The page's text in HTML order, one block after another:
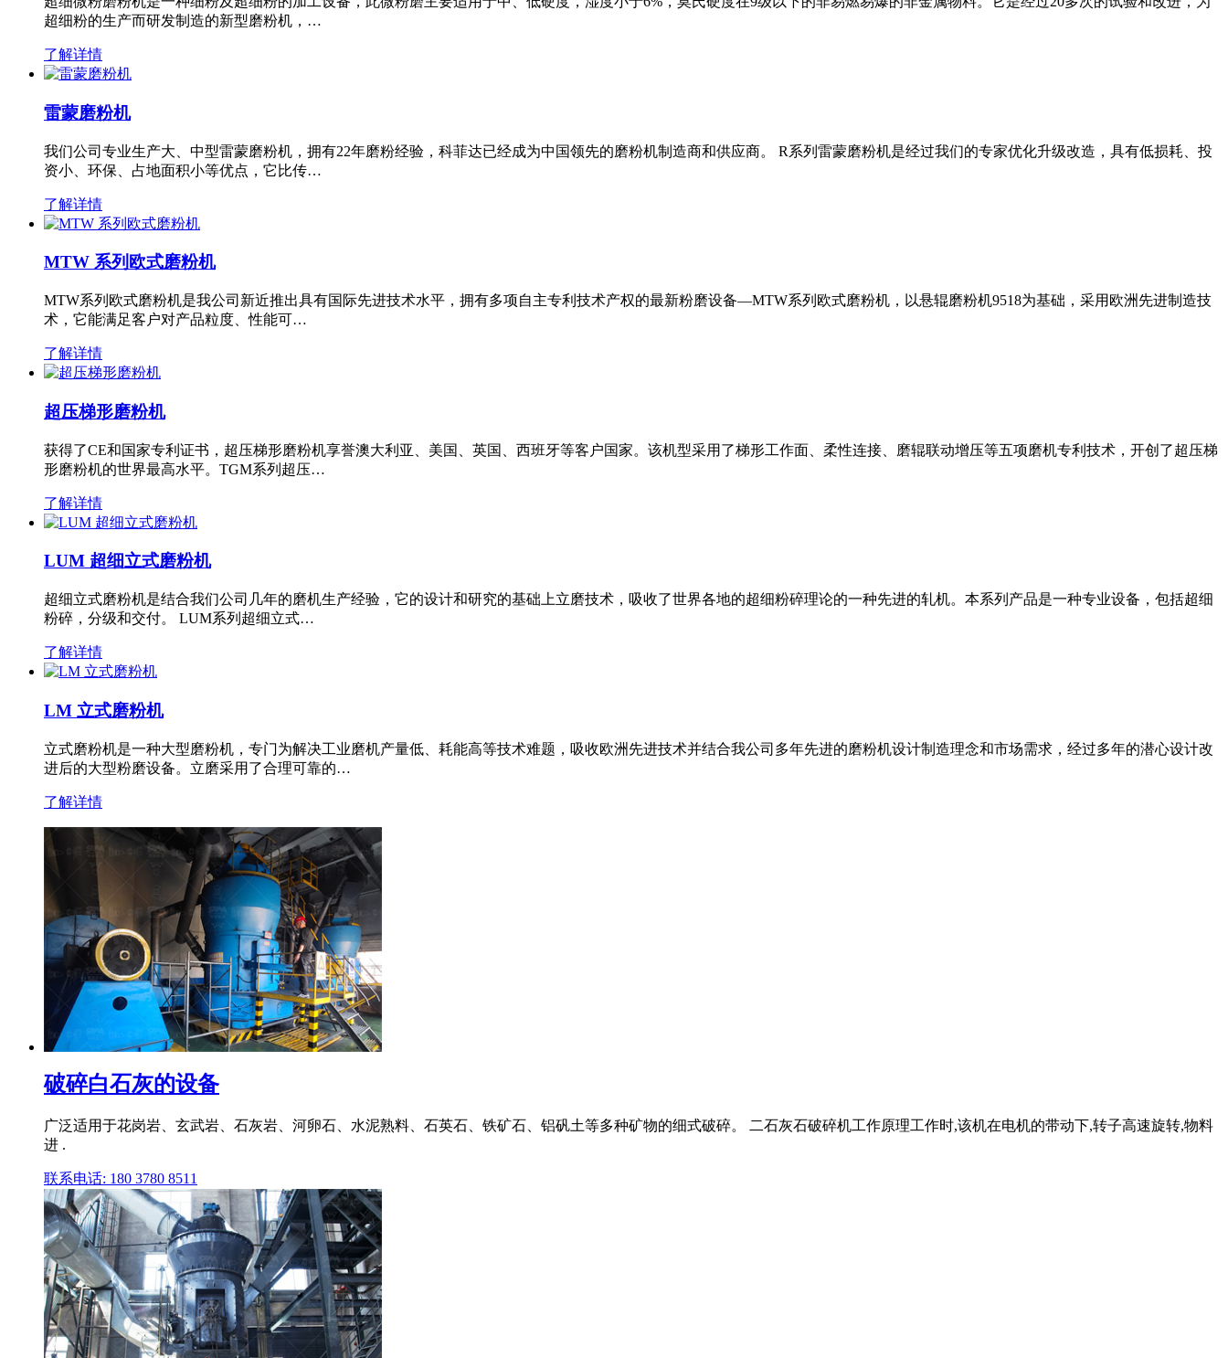
超细粉的生产而研发制造的新型磨粉机，…
了解详情
雷蒙磨粉机
我们公司专业生产大、中型雷蒙磨粉机，拥有22年磨粉经验，科菲达已经成为中国领先的磨粉机制造商和供应商。 R系列雷蒙磨粉机是经过我们的专家优化升级改造，具有低损耗、投
资小、环保、占地面积小等优点，它比传…
了解详情
MTW 系列欧式磨粉机
MTW系列欧式磨粉机是我公司新近推出具有国际先进技术水平，拥有多项自主专利技术产权的最新粉磨设备—MTW系列欧式磨粉机，以悬辊磨粉机9518为基础，采用欧洲先进制造技
术，它能满足客户对产品粒度、性能可…
了解详情
超压梯形磨粉机
获得了CE和国家专利证书，超压梯形磨粉机享誉澳大利亚、美国、英国、西班牙等客户国家。该机型采用了梯形工作面、柔性连接、磨辊联动增压等五项磨机专利技术，开创了超压梯
形磨粉机的世界最高水平。TGM系列超压…
了解详情
LUM 超细立式磨粉机
超细立式磨粉机是结合我们公司几年的磨机生产经验，它的设计和研究的基础上立磨技术，吸收了世界各地的超细粉碎理论的一种先进的轧机。本系列产品是一种专业设备，包括超细
粉碎，分级和交付。 LUM系列超细立式…
了解详情
LM 立式磨粉机
立式磨粉机是一种大型磨粉机，专门为解决工业磨机产量低、耗能高等技术难题，吸收欧洲先进技术并结合我公司多年先进的磨粉机设计制造理念和市场需求，经过多年的潜心设计改
进后的大型粉磨设备。立磨采用了合理可靠的…
了解详情
破碎白石灰的设备
广泛适用于花岗岩、玄武岩、石灰岩、河卵石、水泥熟料、石英石、铁矿石、铝矾土等多种矿物的细式破碎。 二石灰石破碎机工作原理工作时,该机在电机的带动下,转子高速旋转,物料
进 .
联系电话: 180 3780 8511